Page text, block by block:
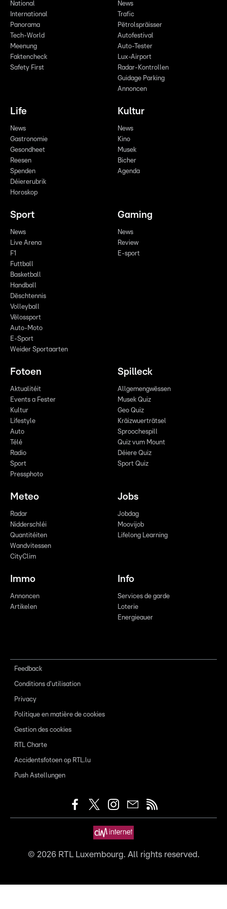
National
International
Panorama
Tech-World
Meenung
Faktencheck
Safety First
News
Trafic
Pëtrolspräisser
Autofestival
Auto-Tester
Lux-Airport
Radar-Kontrollen
Guidage Parking
Annoncen
Life
News
Gastronomie
Gesondheet
Reesen
Spenden
Déiererubrik
Horoskop
Kultur
News
Kino
Musek
Bicher
Agenda
Sport
News
Live Arena
F1
Futtball
Basketball
Handball
Dëschtennis
Volleyball
Vëlossport
Auto-Moto
E-Sport
Weider Sportaarten
Gaming
News
Review
E-sport
Fotoen
Aktualitéit
Events a Fester
Kultur
Lifestyle
Auto
Télé
Radio
Sport
Pressphoto
Spilleck
Allgemengwëssen
Musek Quiz
Geo Quiz
Kräizwuerträtsel
Sproochespill
Quiz vum Mount
Déiere Quiz
Sport Quiz
Meteo
Radar
Nidderschléi
Quantitéiten
Wandvitessen
CityClim
Jobs
Jobdag
Moovijob
Lifelong Learning
Immo
Annoncen
Artikelen
Info
Services de garde
Loterie
Energieauer
Feedback
Conditions d'utilisation
Privacy
Politique en matière de cookies
Gestion des cookies
RTL Charte
Accidentsfotoen op RTL.lu
Push Astellungen
© 2026RTL Luxembourg. All rights reserved.